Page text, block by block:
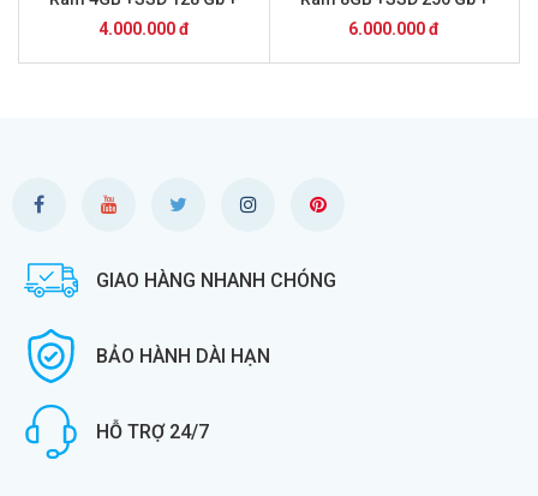
Màn Hình 20 inch
4.000.000 đ
Màn hình 20 inch
6.000.000 đ
GIAO HÀNG NHANH CHÓNG
BẢO HÀNH DÀI HẠN
HỖ TRỢ 24/7